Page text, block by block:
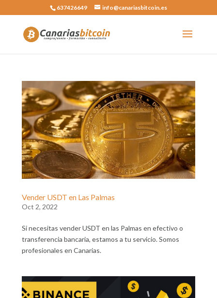
637426649 info@canariasbitcoin.es
Vender USDT en Las Palmas
Oct 2, 2022
Si necesitas vender USDT en las Palmas en efectivo o
transferencia bancaria, estamos a tu servicio. Somos
profesionales en Canarias.